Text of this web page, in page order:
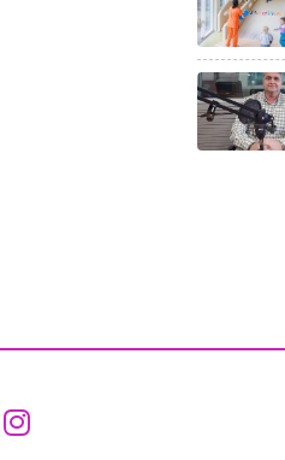
Aceder ao Facebook
Aceder ao